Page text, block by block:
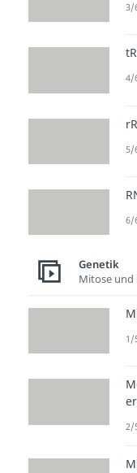
3/
4/
5/
6/
Genetik
Mitose und
1/
2/